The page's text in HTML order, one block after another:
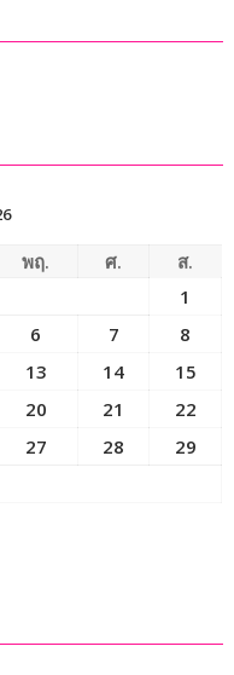
งาน
12
กุศล
พฤ. ศ.
ส.
1
6 7
8
13 14
15
20 21
22
27 28
29